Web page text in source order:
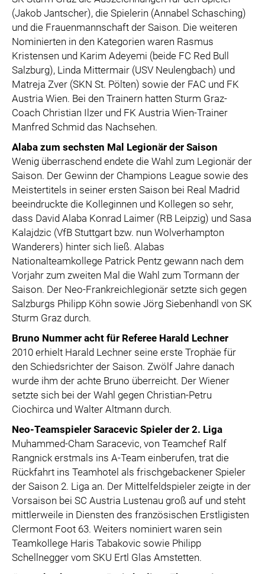
(Jakob Jantscher), die Spielerin (Annabel Schasching)
und die Frauenmannschaft der Saison. Die weiteren
Nominierten in den Kategorien waren Rasmus
Kristensen und Karim Adeyemi (beide FC Red Bull
Salzburg), Linda Mittermair (USV Neulengbach) und
Matreja Zver (SKN St. Pölten) sowie der FAC und FK
Austria Wien. Bei den Trainern hatten Sturm Graz-
Coach Christian Ilzer und FK Austria Wien-Trainer
Manfred Schmid das Nachsehen.
Alaba zum sechsten Mal Legionär der Saison
Wenig überraschend endete die Wahl zum Legionär der
Saison. Der Gewinn der Champions League sowie des
Meistertitels in seiner ersten Saison bei Real Madrid
beeindruckte die Kolleginnen und Kollegen so sehr,
dass David Alaba Konrad Laimer (RB Leipzig) und Sasa
Kalajdzic (VfB Stuttgart bzw. nun Wolverhampton
Wanderers) hinter sich ließ. Alabas
Nationalteamkollege Patrick Pentz gewann nach dem
Vorjahr zum zweiten Mal die Wahl zum Tormann der
Saison. Der Neo-Frankreichlegionär setzte sich gegen
Salzburgs Philipp Köhn sowie Jörg Siebenhandl von SK
Sturm Graz durch.
Bruno Nummer acht für Referee Harald Lechner
2010 erhielt Harald Lechner seine erste Trophäe für
den Schiedsrichter der Saison. Zwölf Jahre danach
wurde ihm der achte Bruno überreicht. Der Wiener
setzte sich bei der Wahl gegen Christian-Petru
Ciochirca und Walter Altmann durch.
Neo-Teamspieler Saracevic Spieler der 2. Liga
Muhammed-Cham Saracevic, von Teamchef Ralf
Rangnick erstmals ins A-Team einberufen, trat die
Rückfahrt ins Teamhotel als frischgebackener Spieler
der Saison 2. Liga an. Der Mittelfeldspieler zeigte in der
Vorsaison bei SC Austria Lustenau groß auf und steht
mittlerweile in Diensten des französischen Erstligisten
Clermont Foot 63. Weiters nominiert waren sein
Teamkollege Haris Tabakovic sowie Philipp
Schellnegger vom SKU Ertl Glas Amstetten.